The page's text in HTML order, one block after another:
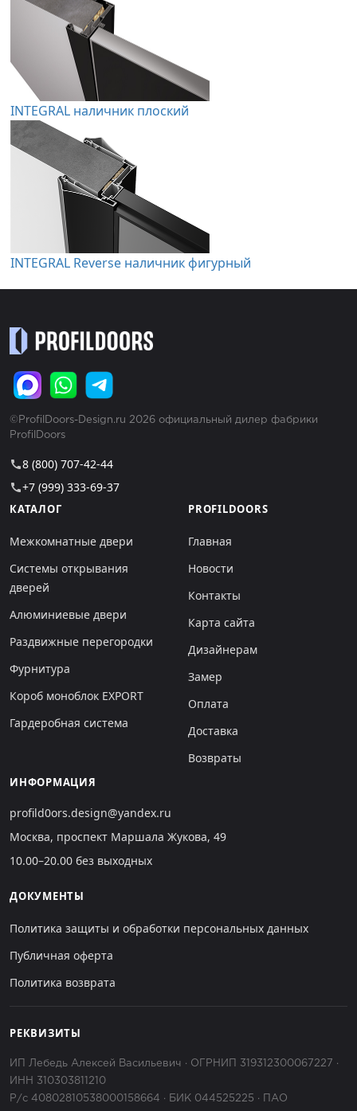
INTEGRAL наличник плоский
INTEGRAL Reverse наличник фигурный
©ProfilDoors-Design.ru 2026 официальный дилер фабрики
ProfilDoors
call8 (800) 707-42-44
call+7 (999) 333-69-37
КАТАЛОГ
Межкомнатные двери
Системы открывания
дверей
Алюминиевые двери
Раздвижные перегородки
Фурнитура
Короб моноблок EXPORT
Гардеробная система
PROFILDOORS
Главная
Новости
Контакты
Карта сайта
Дизайнерам
Замер
Оплата
Доставка
Возвраты
ИНФОРМАЦИЯ
profild0ors.design@yandex.ru
Москва, проспект Маршала Жукова, 49
10.00–20.00 без выходных
ДОКУМЕНТЫ
Политика защиты и обработки персональных данных
Публичная оферта
Политика возврата
РЕКВИЗИТЫ
ИП Лебедь Алексей Васильевич · ОГРНИП 319312300067227 ·
ИНН 310303811210
Р/с 40802810538000158664 · БИК 044525225 · ПАО